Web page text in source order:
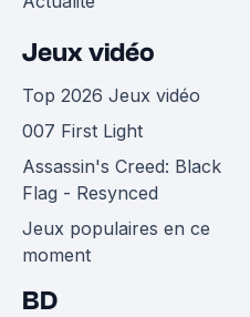
Jeux vidéo
Top 2026 Jeux vidéo
007 First Light
Assassin's Creed: Black
Flag - Resynced
Jeux populaires en ce
moment
BD